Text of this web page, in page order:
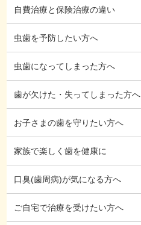
自費治療と保険治療の違い
虫歯を予防したい方へ
虫歯になってしまった方へ
歯が欠けた・失ってしまった方へ
お子さまの歯を守りたい方へ
家族で楽しく歯を健康に
口臭(歯周病)が気になる方へ
ご自宅で治療を受けたい方へ